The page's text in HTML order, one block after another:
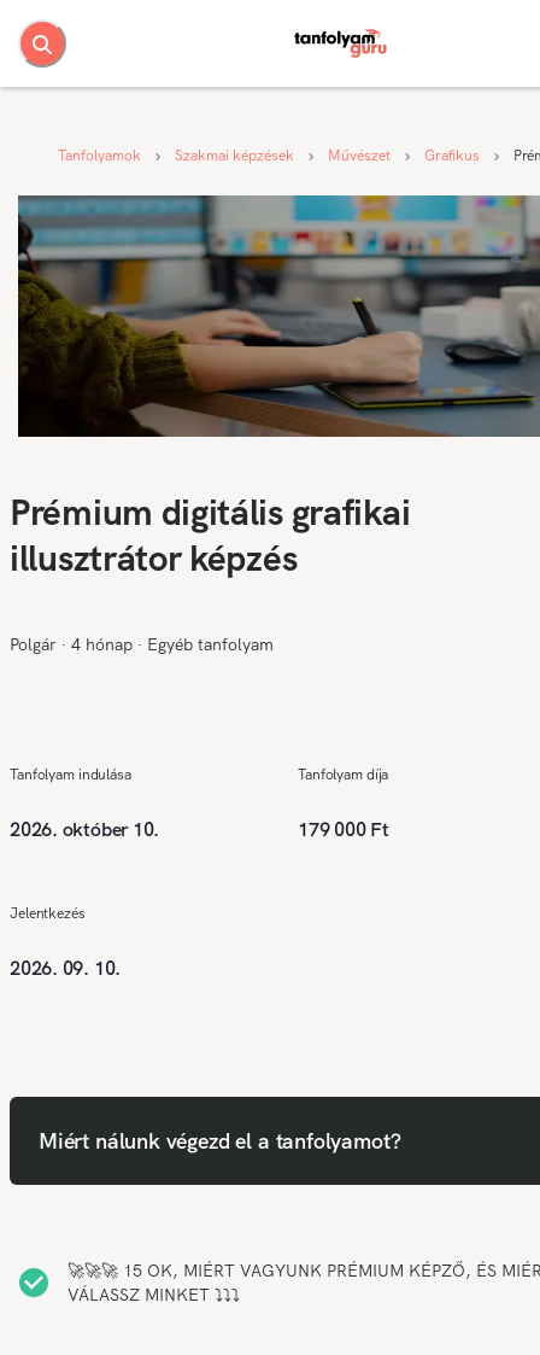
Tanfolyamok Szakmai képzések Művészet Grafikus
Prémium digitális grafikai
illusztrátor képzés
Polgár ∙ 4 hónap ∙ Egyéb tanfolyam
Tanfolyam indulása
2026. október 10.
Tanfolyam díja
179 000 Ft
Jelentkezés
2026. 09. 10.
Miért nálunk végezd el a tanfolyamot?
🚀🚀🚀 15 OK, MIÉRT VAGYUNK PRÉMIUM KÉPZŐ, ÉS
VÁLASSZ MINKET ⤵️⤵️⤵️